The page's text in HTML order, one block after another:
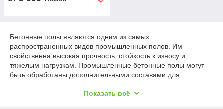
Бетонные полы являются одним из самых
распространенных видов промышленных полов. Им
свойственна высокая прочность, стойкость к износу и
тяжелым нагрузкам. Промышленные бетонные полы могут
быть обработаны дополнительными составами для
износу. Поверхность пола может упрочняться и
Показать всё